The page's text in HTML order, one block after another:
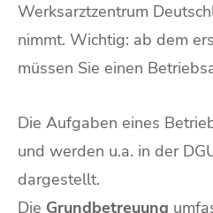
Werksarztzentrum
nimmt. Wichtig: ab dem
müssen Sie einen
Die Aufgaben eines
und werden u.a. in der
dargestellt.
Die Grundbetreuung